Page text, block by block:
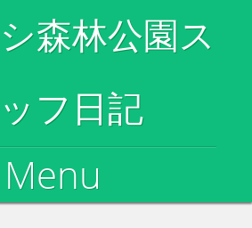
森林公園ス
フ日記
Menu